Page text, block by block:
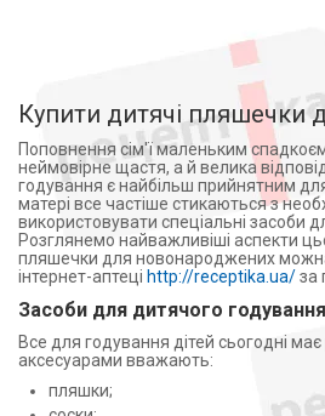
Купити дитячі пляшечки
Поповнення сім'ї маленьким
неймовірне щастя, а й велика
годування є найбільш прийнятним
матері все частіше стикаються з
використовувати спеціальні засоби
Розглянемо найважливіші аспекти
пляшечки для новонароджених
інтернет-аптеці http://receptika.ua/за
Засоби для дитячого годування
Все для годування дітей сьогодні
аксесуарами вважають:
пляшки;